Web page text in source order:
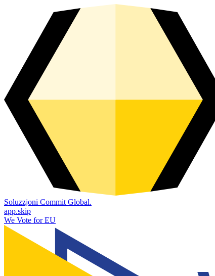
Soluzzjoni Commit Global.
app.skip
We Vote for EU